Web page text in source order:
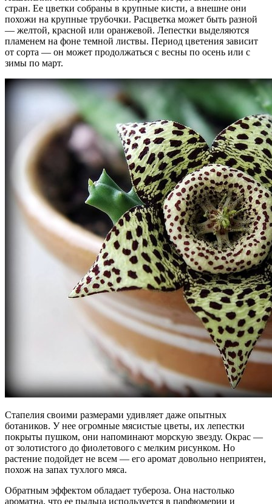
стран. Ее цветки собраны в крупные кисти, а внешне они
похожи на крупные трубочки. Расцветка может быть разной
— желтой, красной или оранжевой. Лепестки выделяются
пламенем на фоне темной листвы. Период цветения зависит
от сорта — он может продолжаться с весны по осень или с
зимы по март.
Стапелия своими размерами удивляет даже опытных
ботаников. У нее огромные мясистые цветы, их лепестки
покрыты пушком, они напоминают морскую звезду. Окрас —
от золотистого до фиолетового с мелким рисунком. Но
растение подойдет не всем — его аромат довольно неприятен,
похож на запах тухлого мяса.
Обратным эффектом обладает тубероза. Она настолько
ароматна, что ее пыльца используется в парфюмерии и